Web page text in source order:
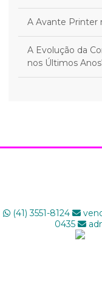
A Avante Printer
A Evolução da
nos Últimos
PRINTER
negócio?
Como a Sua
(41) 3551-8124
0435